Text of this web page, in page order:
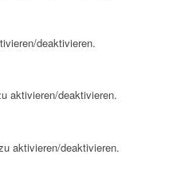
deaktivieren.
aktivieren/deaktivieren.
aktivieren/deaktivieren.